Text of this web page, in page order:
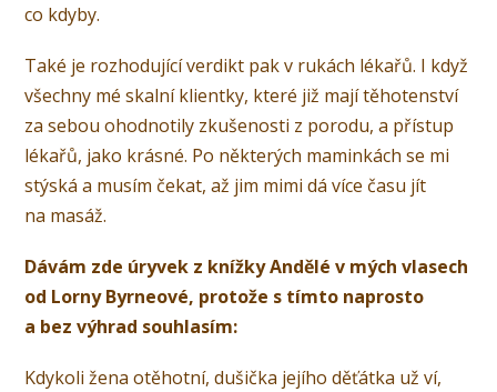
co kdyby.
Také je rozhodující verdikt pak v rukách lékařů. I když
všechny mé skalní klientky, které již mají těhotenství
za sebou ohodnotily zkušenosti z porodu, a přístup
lékařů, jako krásné. Po některých maminkách se mi
stýská a musím čekat, až jim mimi dá více času jít
na masáž.
Dávám zde úryvek z knížky Andělé v mých vlasech
od Lorny Byrneové, protože s tímto naprosto
a bez výhrad souhlasím:
Kdykoli žena otěhotní, dušička jejího děťátka už ví,